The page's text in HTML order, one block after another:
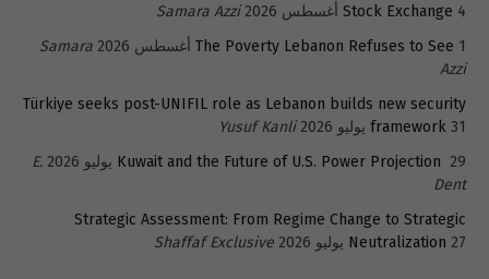
Stock Exchange 4 أغسطس 2026
Samara Azzi
The Poverty Lebanon Refuses to See 1 أغسطس 2026
Samara
Azzi
Türkiye seeks post-UNIFIL role as Lebanon builds new security
framework 31 يوليو 2026
Yusuf Kanli
Kuwait and the Future of U.S. Power Projection 29 يوليو 2026
E.
Dent
Strategic Assessment: From Regime Change to Strategic
Neutralization 27 يوليو 2026 Shaffaf Exclusive